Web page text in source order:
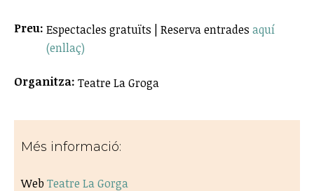
Preu: Espectacles gratuïts | Reserva entrades aquí
(enllaç)
Organitza: Teatre La Groga
Més informació:
WebTeatre La Gorga